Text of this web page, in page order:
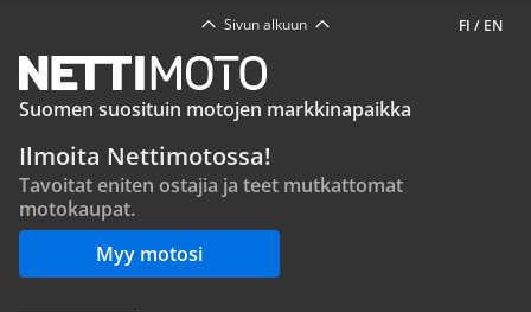
FI / EN
Sivun alkuun
Suomen suosituin motojen markkinapaikka
Ilmoita Nettimotossa!
Tavoitat eniten ostajia ja teet mutkattomat
motokaupat.
Myy motosi